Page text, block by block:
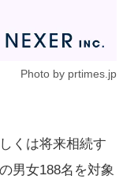
Photo by prtimes.jp
くは将来相続す
男女188名を対象